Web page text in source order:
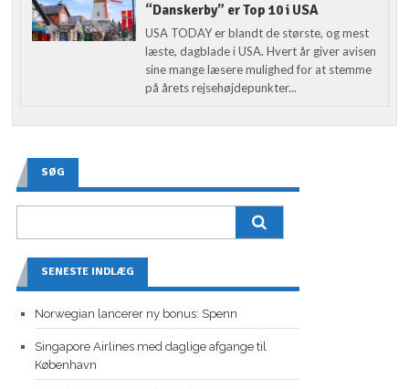
“Danskerby” er Top 10 i USA
USA TODAY er blandt de største, og mest
læste, dagblade i USA. Hvert år giver avisen
sine mange læsere mulighed for at stemme
på årets rejsehøjdepunkter...
SØG
SENESTE INDLÆG
Norwegian lancerer ny bonus: Spenn
Singapore Airlines med daglige afgange til
København